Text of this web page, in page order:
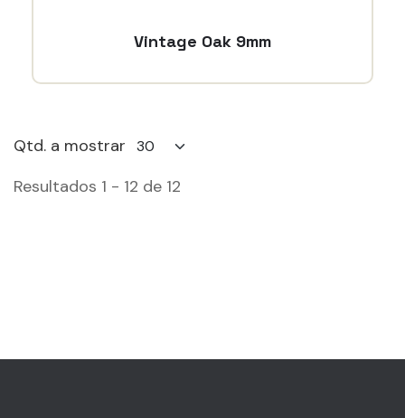
Vintage Oak 9mm
Qtd. a mostrar
Resultados 1 - 12 de 12